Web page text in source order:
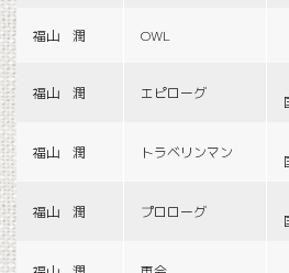
福山 潤 OWL
福山 潤 エピローグ
福山 潤 トラベリンマン
福山 潤 プロローグ